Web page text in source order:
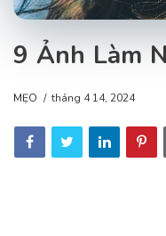
9 Ảnh Làm
MẸO tháng 4 14, 2024